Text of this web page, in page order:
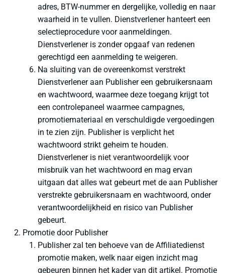
adres, BTW-nummer en dergelijke, volledig en naar
waarheid in te vullen. Dienstverlener hanteert een
selectieprocedure voor aanmeldingen.
Dienstverlener is zonder opgaaf van redenen
gerechtigd een aanmelding te weigeren.
Na sluiting van de overeenkomst verstrekt
Dienstverlener aan Publisher een gebruikersnaam
en wachtwoord, waarmee deze toegang krijgt tot
een controlepaneel waarmee campagnes,
promotiemateriaal en verschuldigde vergoedingen
in te zien zijn. Publisher is verplicht het
wachtwoord strikt geheim te houden.
Dienstverlener is niet verantwoordelijk voor
misbruik van het wachtwoord en mag ervan
uitgaan dat alles wat gebeurt met de aan Publisher
verstrekte gebruikersnaam en wachtwoord, onder
verantwoordelijkheid en risico van Publisher
gebeurt.
Promotie door Publisher
Publisher zal ten behoeve van de Affiliatedienst
promotie maken, welk naar eigen inzicht mag
gebeuren binnen het kader van dit artikel. Promotie